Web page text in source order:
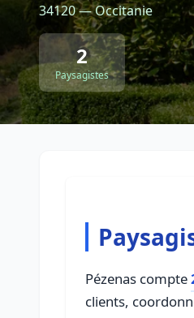
34120 — Occitanie
2
Paysagistes
Pézenas compte
clients,